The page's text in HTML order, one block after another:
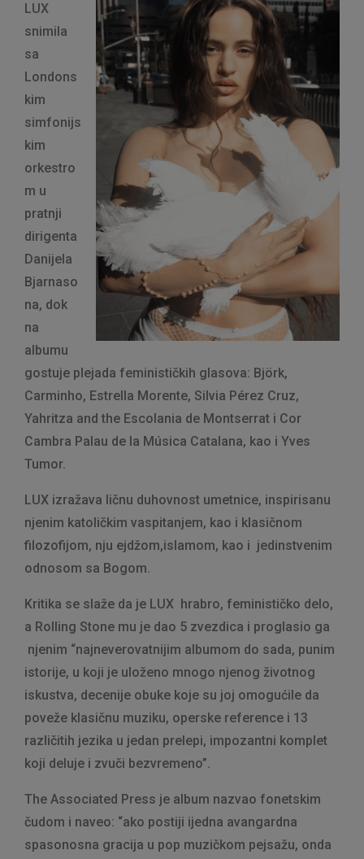
LUX
snimila
sa
Londons
kim
simfonijs
kim
orkestro
m u
pratnji
dirigenta
Danijela
Bjarnaso
na, dok
na
albumu
gostuje plejada feminističkih glasova: Björk,
Carminho, Estrella Morente, Silvia Pérez Cruz,
Yahritza and the Escolania de Montserrat i Cor
Cambra Palau de la Música Catalana, kao i Yves
Tumor.
LUX izražava ličnu duhovnost umetnice, inspirisanu
njenim katoličkim vaspitanjem, kao i klasičnom
filozofijom, nju ejdžom,islamom, kao i jedinstvenim
odnosom sa Bogom.
Kritika se slaže da je LUX hrabro, feminističko delo,
a Rolling Stone mu je dao 5 zvezdica i proglasio ga
njenim “najneverovatnijim albumom do sada, punim
istorije, u koji je uloženo mnogo njenog životnog
iskustva, decenije obuke koje su joj omogućile da
poveže klasičnu muziku, operske reference i 13
različitih jezika u jedan prelepi, impozantni komplet
koji deluje i zvuči bezvremeno”.
The Associated Press je album nazvao fonetskim
čudom i naveo: “ako postiji ijedna avangardna
spasonosna gracija u pop muzičkom pejsažu, onda